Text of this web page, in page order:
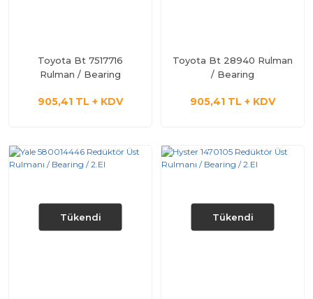
Toyota Bt 7517716
Rulman / Bearing
905,41 TL + KDV
Toyota Bt 28940 Rulman
/ Bearing
905,41 TL + KDV
Tükendi Tükendi